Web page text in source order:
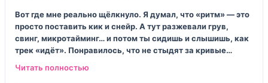
Вот где мне реально щёлкнуло. Я думал, что «ритм» — это
просто поставить кик и снейр. А тут разжевали грув,
свинг, микротайминг… и потом ты сидишь и слышишь, как
трек «идёт». Понравилось, что не стыдят за кривые